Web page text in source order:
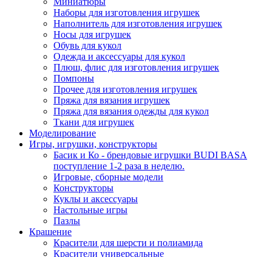
Наборы для изготовления игрушек
Наполнитель для изготовления игрушек
Носы для игрушек
Обувь для кукол
Одежда и аксессуары для кукол
Плюш, флис для изготовления игрушек
Помпоны
Прочее для изготовления игрушек
Пряжа для вязания игрушек
Пряжа для вязания одежды для кукол
Ткани для игрушек
Моделирование
Игры, игрушки, конструкторы
Басик и Ко - брендовые игрушки BUDI BASA
поступление 1-2 раза в неделю.
Игровые, сборные модели
Конструкторы
Куклы и аксессуары
Настольные игры
Пазлы
Крашение
Красители для шерсти и полиамида
Красители универсальные